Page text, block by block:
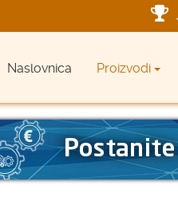
Naslovnica Proizvodi